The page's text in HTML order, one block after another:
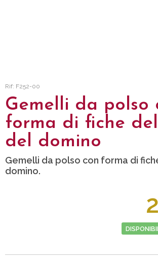
Rif: F252-00
Gemelli da polso
forma di fiche
del domino
Gemelli da polso con forma di
domino.